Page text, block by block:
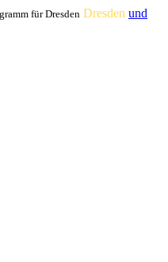
für Dresden Dresden und